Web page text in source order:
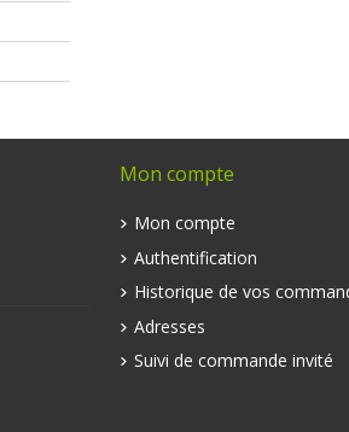
Mon compte
Mon compte
Authentification
Historique de vos
Adresses
Suivi de commande invité